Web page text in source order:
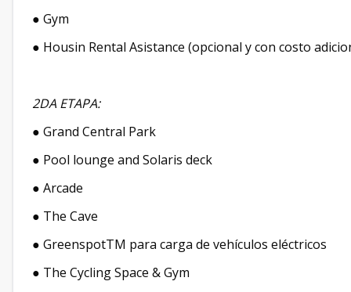
● Gym
● Housin Rental Asistance (opcional y con costo
2DA ETAPA:
● Grand Central Park
● Pool lounge and Solaris deck
● Arcade
● The Cave
● GreenspotTM para carga de vehículos eléctricos
● The Cycling Space & Gym